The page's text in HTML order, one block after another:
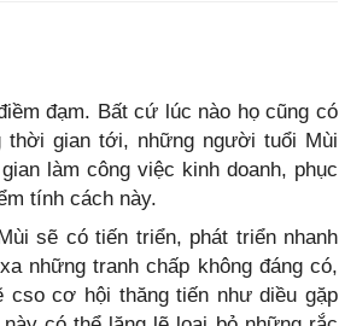
đạm. Bất cứ lúc nào họ cũng có
gian tới, những người tuổi Mùi
làm công việc kinh doanh, phục
tính cách này.
sẽ có tiến triển, phát triển nhanh
những tranh chấp không đáng có,
cơ hội thăng tiến như diều gặp